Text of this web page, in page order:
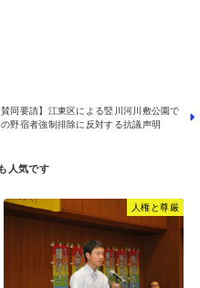
賛同要請】江東区による竪川河川敷公園で
の野宿者強制排除に反対する抗議声明
人権と尊厳